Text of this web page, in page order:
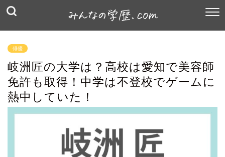
俳優
岐洲匠の大学は？高校は愛知で美容師
免許も取得！中学は不登校でゲームに
熱中していた！